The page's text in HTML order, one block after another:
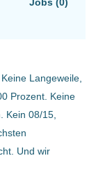
Langeweile,
Prozent. Keine
Kein 08/15,
Und wir